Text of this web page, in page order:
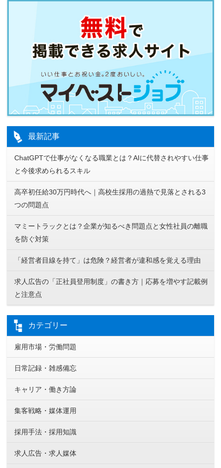
最新記事
ChatGPTで仕事がなくなる職業とは？AIに代替されやすい仕事
と今後求められるスキル
高卒初任給30万円時代へ｜高校生採用の過熱で見落とされる3
つの問題点
マミートラックとは？企業が知るべき問題点と女性社員の離職
を防ぐ対策
「経営者目線を持て」は危険？経営者が違和感を覚える理由
求人広告の「正社員登用制度」の書き方｜応募を増やす記載例
と注意点
カテゴリー
雇用市場・労働問題
日常記録・雑感備忘
キャリア・働き方論
集客戦略・媒体運用
採用手法・採用知識
求人広告・求人媒体